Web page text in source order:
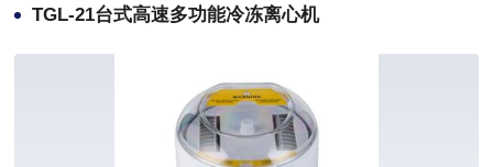
TGL-21台式高速多功能冷冻离心机